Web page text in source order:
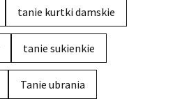
tanie kurtki damskie
tanie sukienkie
Tanie ubrania